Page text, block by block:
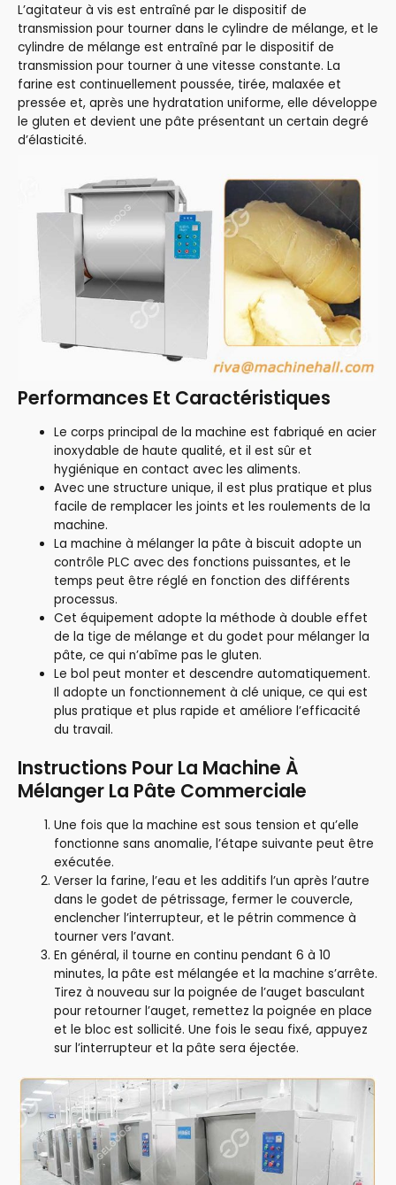
L’agitateur à vis est entraîné par le dispositif de
transmission pour tourner dans le cylindre de mélange, et le
cylindre de mélange est entraîné par le dispositif de
transmission pour tourner à une vitesse constante. La
farine est continuellement poussée, tirée, malaxée et
pressée et, après une hydratation uniforme, elle développe
le gluten et devient une pâte présentant un certain degré
d’élasticité.
Performances Et Caractéristiques
Le corps principal de la machine est fabriqué en acier
inoxydable de haute qualité, et il est sûr et
hygiénique en contact avec les aliments.
Avec une structure unique, il est plus pratique et plus
facile de remplacer les joints et les roulements de la
machine.
La machine à mélanger la pâte à biscuit adopte un
contrôle PLC avec des fonctions puissantes, et le
temps peut être réglé en fonction des différents
processus.
Cet équipement adopte la méthode à double effet
de la tige de mélange et du godet pour mélanger la
pâte, ce qui n’abîme pas le gluten.
Le bol peut monter et descendre automatiquement.
Il adopte un fonctionnement à clé unique, ce qui est
plus pratique et plus rapide et améliore l’efficacité
du travail.
Instructions Pour La Machine À
Mélanger La Pâte Commerciale
Une fois que la machine est sous tension et qu’elle
fonctionne sans anomalie, l’étape suivante peut être
exécutée.
Verser la farine, l’eau et les additifs l’un après l’autre
dans le godet de pétrissage, fermer le couvercle,
enclencher l’interrupteur, et le pétrin commence à
tourner vers l’avant.
En général, il tourne en continu pendant 6 à 10
minutes, la pâte est mélangée et la machine s’arrête.
Tirez à nouveau sur la poignée de l’auget basculant
pour retourner l’auget, remettez la poignée en place
et le bloc est sollicité. Une fois le seau fixé, appuyez
sur l’interrupteur et la pâte sera éjectée.